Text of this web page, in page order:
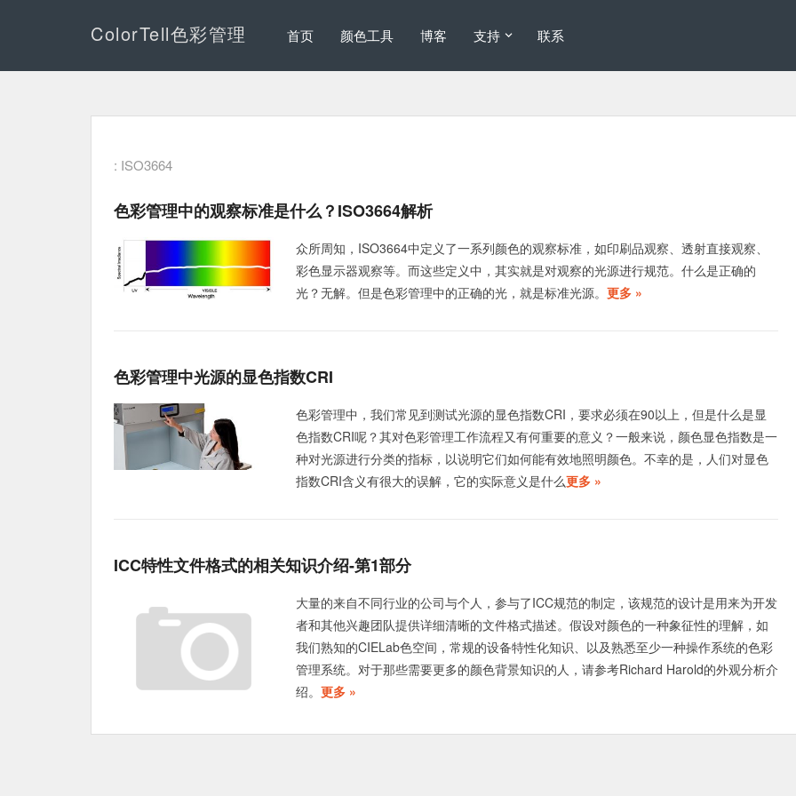
ColorTell色彩管理 首页 颜色工具 博客 支持 联系
: ISO3664
色彩管理中的观察标准是什么？ISO3664解析
众所周知，ISO3664中定义了一系列颜色的观察标准，如印刷品观察、透射直接观察、
彩色显示器观察等。而这些定义中，其实就是对观察的光源进行规范。什么是正确的
光？无解。但是色彩管理中的正确的光，就是标准光源。 更多 »
色彩管理中光源的显色指数CRI
色彩管理中，我们常见到测试光源的显色指数CRI，要求必须在90以上，但是什么是显
色指数CRI呢？其对色彩管理工作流程又有何重要的意义？一般来说，颜色显色指数是一
种对光源进行分类的指标，以说明它们如何能有效地照明颜色。不幸的是，人们对显色
指数CRI含义有很大的误解，它的实际意义是什么更多 »
ICC特性文件格式的相关知识介绍-第1部分
大量的来自不同行业的公司与个人，参与了ICC规范的制定，该规范的设计是用来为开发
者和其他兴趣团队提供详细清晰的文件格式描述。假设对颜色的一种象征性的理解，如
我们熟知的CIELab色空间，常规的设备特性化知识、以及熟悉至少一种操作系统的色彩
管理系统。对于那些需要更多的颜色背景知识的人，请参考Richard Harold的外观分析介
绍。 更多 »